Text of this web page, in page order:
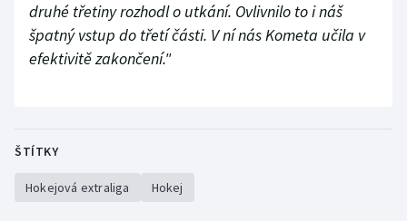
druhé třetiny rozhodl o utkání. Ovlivnilo to i náš
špatný vstup do třetí části. V ní nás Kometa učila v
efektivitě zakončení."
ŠTÍTKY
Hokejová extraliga Hokej